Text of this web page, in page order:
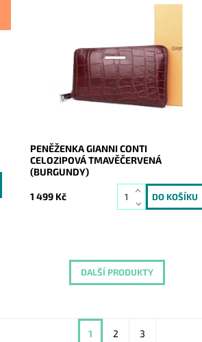
Dostupnost:
Skladem
386
Gianni Conti
Záruka:
2 roky
PENĚŽENKA GIANNI CONTI
CELOZIPOVÁ TMAVĚČERVENÁ
(BURGUNDY)
1 499 Kč
DALŠÍ PRODUKTY
1 2 3